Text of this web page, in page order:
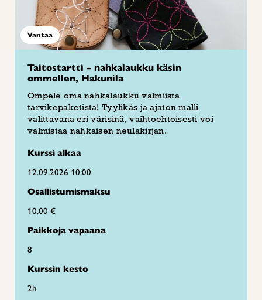
Vantaa
Taitostartti – nahkalaukku käsin
ommellen, Hakunila
Ompele oma nahkalaukku valmiista
tarvikepaketista! Tyylikäs ja ajaton malli
valittavana eri värisinä, vaihtoehtoisesti voi
valmistaa nahkaisen neulakirjan.
Kurssi alkaa
12.09.2026 10:00
Osallistumismaksu
10,00 €
Paikkoja vapaana
8
Kurssin kesto
2h